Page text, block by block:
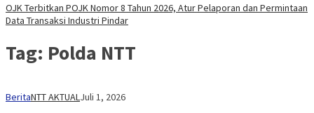
OJK Terbitkan POJK Nomor 8 Tahun 2026, Atur Pelaporan dan Permintaan
Data Transaksi Industri Pindar
Tag: Polda NTT
BeritaNTT AKTUALJuli 1, 2026